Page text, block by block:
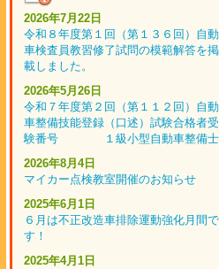
2026年7月22日
令和８年度第１回（第１３６回）自動
車検査員教習修了試問の模範解答を掲
載しました。
2026年5月26日
令和７年度第２回（第１１２回）自動
車整備技能登録（口述）試験合格者受
験番号 １級小型自動車整備士
2026年8月4日
マイカー点検教室開催のお知らせ
2025年6月1日
６月は不正改造車排除運動強化月間で
す！
2025年4月1日